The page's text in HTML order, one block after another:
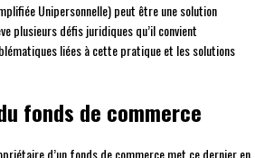
Unipersonnelle) peut être une solution
plusieurs défis juridiques qu’il convient
liées à cette pratique et les solutions
fonds de commerce
d’un fonds de commerce met ce dernier en